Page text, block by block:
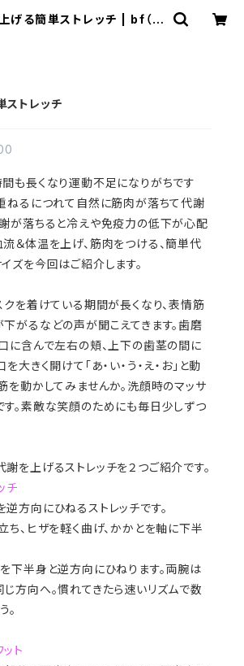
げる簡単ストレッチ | bf（ビ
ストレッチ
も長くなり運動不足になりがちです
ねるにつれて自然に筋肉が落ちて代謝
謝が落ちると冷えや免疫力の低下が心配
＆体温を上げ、筋肉をつける、簡単代
ズを今回はご紹介します。
クを着けている期間が長くなり、表情筋
がるなどの声が聞こえてきます。歯磨
に含んで左右の頬、上下の歯茎の間に
大きく開けて「あ・い・う・え・お」と動
を動かしてみませんか。洗顔時のマッサ
。素敵な笑顔のためにも毎日少しずつ
を上げるストレッチを２つご紹介です。
チ
方向にひねるストレッチです。
ち、ヒザを軽く曲げ、かかとを軸に下半
下半身と逆方向にひねります。両腕は
方向へ。慣れてきたら速いリズムで数
。
ト